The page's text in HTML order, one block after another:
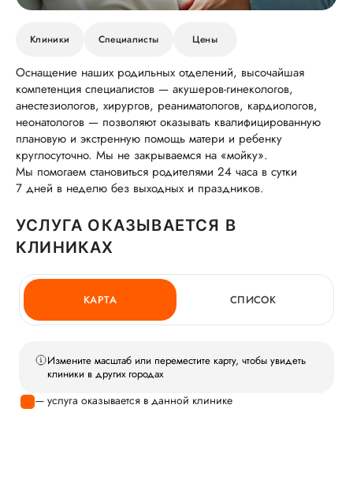
Клиники Специалисты Цены
Оснащение наших родильных отделений, высочайшая
компетенция специалистов — акушеров-гинекологов,
анестезиологов, хирургов, реаниматологов, кардиологов,
неонатологов — позволяют оказывать квалифицированную
плановую и экстренную помощь матери и ребенку
круглосуточно. Мы не закрываемся на «мойку».
Мы помогаем становиться родителями 24 часа в сутки
7 дней в неделю без выходных и праздников.
УСЛУГА ОКАЗЫВАЕТСЯ В
КЛИНИКАХ
КАРТА СПИСОК
Измените масштаб или переместите карту, чтобы увидеть
клиники в других городах
— услуга оказывается в данной клинике